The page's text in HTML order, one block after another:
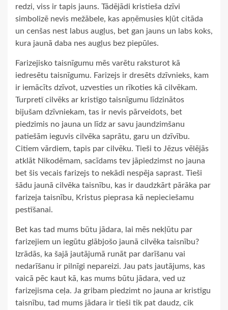
redzi, viss ir tapis jauns. Tādējādi kristieša dzīvi
simbolizē nevis mežābele, kas apņēmusies kļūt citāda
un cenšas nest labus augļus, bet gan jauns un labs koks,
kura jaunā daba nes augļus bez piepūles.
Farizejisko taisnīgumu mēs varētu raksturot kā
iedresētu taisnīgumu. Farizejs ir dresēts dzīvnieks, kam
ir iemācīts dzīvot, uzvesties un rīkoties kā cilvēkam.
Turpretī cilvēks ar kristīgo taisnīgumu līdzinātos
bijušam dzīvniekam, tas ir nevis pārveidots, bet
piedzimis no jauna un līdz ar savu jaundzimšanu
patiešām ieguvis cilvēka saprātu, garu un dzīvību.
Citiem vārdiem, tapis par cilvēku. Tieši to Jēzus vēlējās
atklāt Nikodēmam, sacīdams tev jāpiedzimst no jauna
bet šis vecais farizejs to nekādi nespēja saprast. Tieši
šādu jaunā cilvēka taisnību, kas ir daudzkārt pārāka par
farizeja taisnību, Kristus pieprasa kā nepieciešamu
pestīšanai.
Bet kas tad mums būtu jādara, lai mēs nekļūtu par
farizejiem un iegūtu glābjošo jaunā cilvēka taisnību?
Izrādās, ka šajā jautājumā runāt par darīšanu vai
nedarīšanu ir pilnīgi nepareizi. Jau pats jautājums, kas
vaicā pēc kaut kā, kas mums būtu jādara, ved uz
farizejisma ceļa. Ja gribam piedzimt no jauna ar kristīgu
taisnību, tad mums jādara ir tieši tik pat daudz, cik